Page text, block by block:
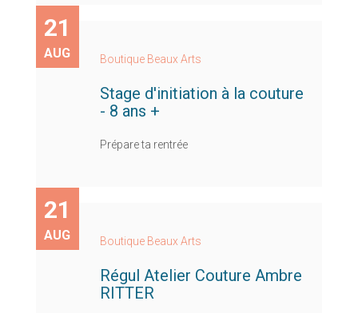
21
AUG Boutique Beaux Arts
Stage d'initiation à la couture
- 8 ans +
Prépare ta rentrée
21
AUG Boutique Beaux Arts
Régul Atelier Couture Ambre
RITTER